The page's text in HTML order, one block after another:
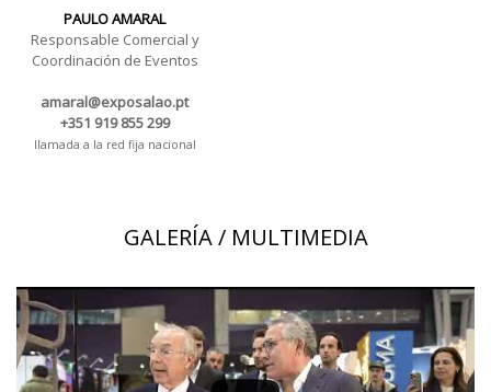
PAULO AMARAL
Responsable Comercial y
Coordinación de Eventos
amaral@exposalao.pt
+351 919 855 299
llamada a la red fija nacional
GALERÍA / MULTIMEDIA